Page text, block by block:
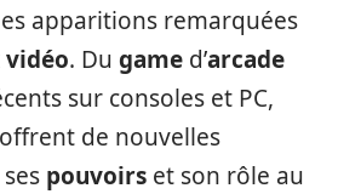
apparitions remarquées
vidéo. Du game d’arcade
sur consoles et PC,
de nouvelles
pouvoirs et son rôle au